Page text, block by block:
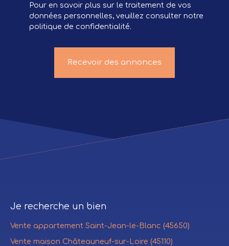
Pour en savoir plus sur le traitement de vos
données personnelles, veuillez consulter notre
politique de confidentialité.
Recevoir des annonces
Je recherche un bien
Vente appartement Saint-Jean-le-Blanc (45650)
Vente maison Châteauneuf-sur-Loire (45110)